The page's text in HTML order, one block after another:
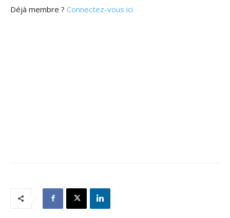
Déjà membre ? Connectez-vous ici